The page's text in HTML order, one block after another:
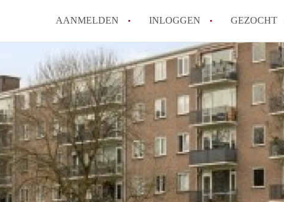
AANMELDEN INLOGGEN GEZOCHT
How to translate
Wat is
Hoeveel kost het om te
Wat is de
Berekent
makelaarsvergoeding/